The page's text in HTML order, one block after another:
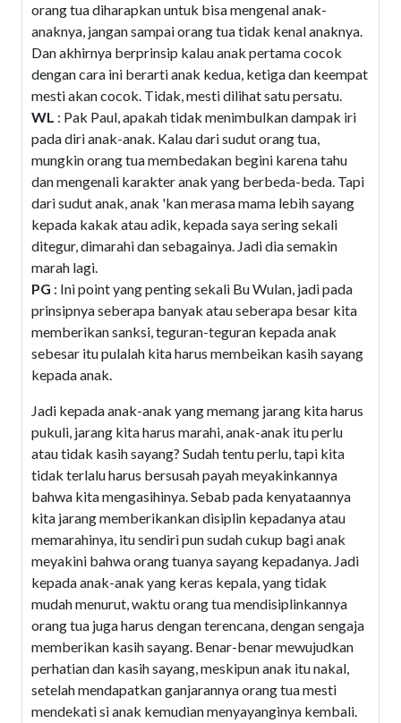
orang tua diharapkan untuk bisa mengenal anak-
anaknya, jangan sampai orang tua tidak kenal anaknya.
Dan akhirnya berprinsip kalau anak pertama cocok
dengan cara ini berarti anak kedua, ketiga dan keempat
mesti akan cocok. Tidak, mesti dilihat satu persatu.
WL : Pak Paul, apakah tidak menimbulkan dampak iri
pada diri anak-anak. Kalau dari sudut orang tua,
mungkin orang tua membedakan begini karena tahu
dan mengenali karakter anak yang berbeda-beda. Tapi
dari sudut anak, anak 'kan merasa mama lebih sayang
kepada kakak atau adik, kepada saya sering sekali
ditegur, dimarahi dan sebagainya. Jadi dia semakin
marah lagi.
PG : Ini point yang penting sekali Bu Wulan, jadi pada
prinsipnya seberapa banyak atau seberapa besar kita
memberikan sanksi, teguran-teguran kepada anak
sebesar itu pulalah kita harus membeikan kasih sayang
kepada anak.
Jadi kepada anak-anak yang memang jarang kita harus
pukuli, jarang kita harus marahi, anak-anak itu perlu
atau tidak kasih sayang? Sudah tentu perlu, tapi kita
tidak terlalu harus bersusah payah meyakinkannya
bahwa kita mengasihinya. Sebab pada kenyataannya
kita jarang memberikankan disiplin kepadanya atau
memarahinya, itu sendiri pun sudah cukup bagi anak
meyakini bahwa orang tuanya sayang kepadanya. Jadi
kepada anak-anak yang keras kepala, yang tidak
mudah menurut, waktu orang tua mendisiplinkannya
orang tua juga harus dengan terencana, dengan sengaja
memberikan kasih sayang. Benar-benar mewujudkan
perhatian dan kasih sayang, meskipun anak itu nakal,
setelah mendapatkan ganjarannya orang tua mesti
mendekati si anak kemudian menyayanginya kembali.